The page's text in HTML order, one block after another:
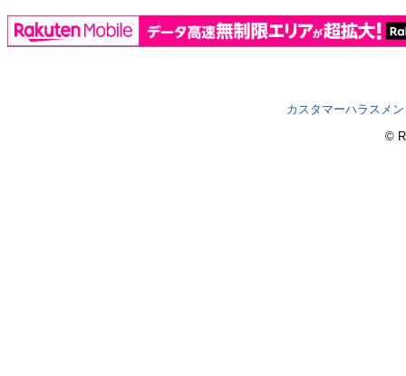
カスタマーハラスメ
©